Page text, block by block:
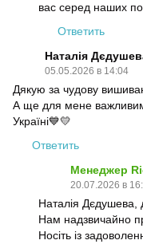
вас серед наших
Ответить
Наталія
05.05.2026 в 14:04
Дякую за чудову
А ще для мене
Україні💙💛
Ответить
Менеджер
20.07.2026 в
Наталія Дєдушева,
Нам надзвичайно
Носіть із